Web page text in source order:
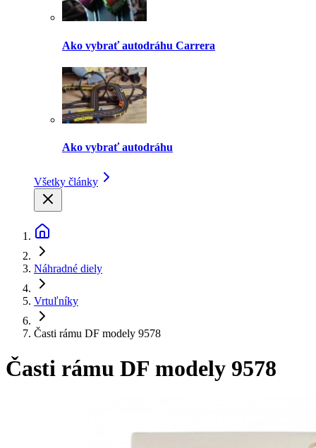
Ako vybrať autodráhu Carrera
Ako vybrať autodráhu
Všetky články
Náhradné diely
Vrtuľníky
Časti rámu DF modely 9578
Časti rámu DF modely 9578